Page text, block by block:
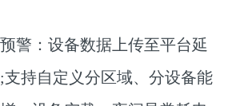
警 ：设备数据上传至平台延
支持自定义分区域、分设备能